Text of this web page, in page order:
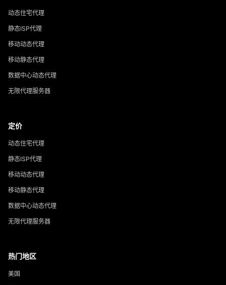
动态住宅代理
静态ISP代理
移动动态代理
移动静态代理
数据中心动态代理
无限代理服务器
定价
动态住宅代理
静态ISP代理
移动动态代理
移动静态代理
数据中心动态代理
无限代理服务器
热门地区
美国